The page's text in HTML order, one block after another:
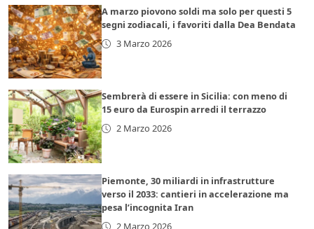
A marzo piovono soldi ma solo per questi 5
segni zodiacali, i favoriti dalla Dea Bendata
3 Marzo 2026
Sembrerà di essere in Sicilia: con meno di
15 euro da Eurospin arredi il terrazzo
2 Marzo 2026
Piemonte, 30 miliardi in infrastrutture
verso il 2033: cantieri in accelerazione ma
pesa l’incognita Iran
2 Marzo 2026